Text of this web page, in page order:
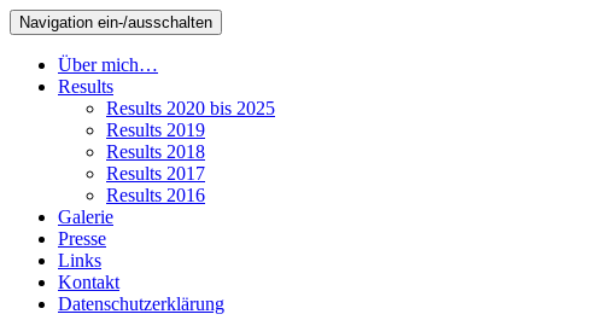
Navigation ein-/ausschalten
Über mich…
Results
Results 2020 bis 2025
Results 2019
Results 2018
Results 2017
Results 2016
Galerie
Presse
Links
Kontakt
Datenschutzerklärung